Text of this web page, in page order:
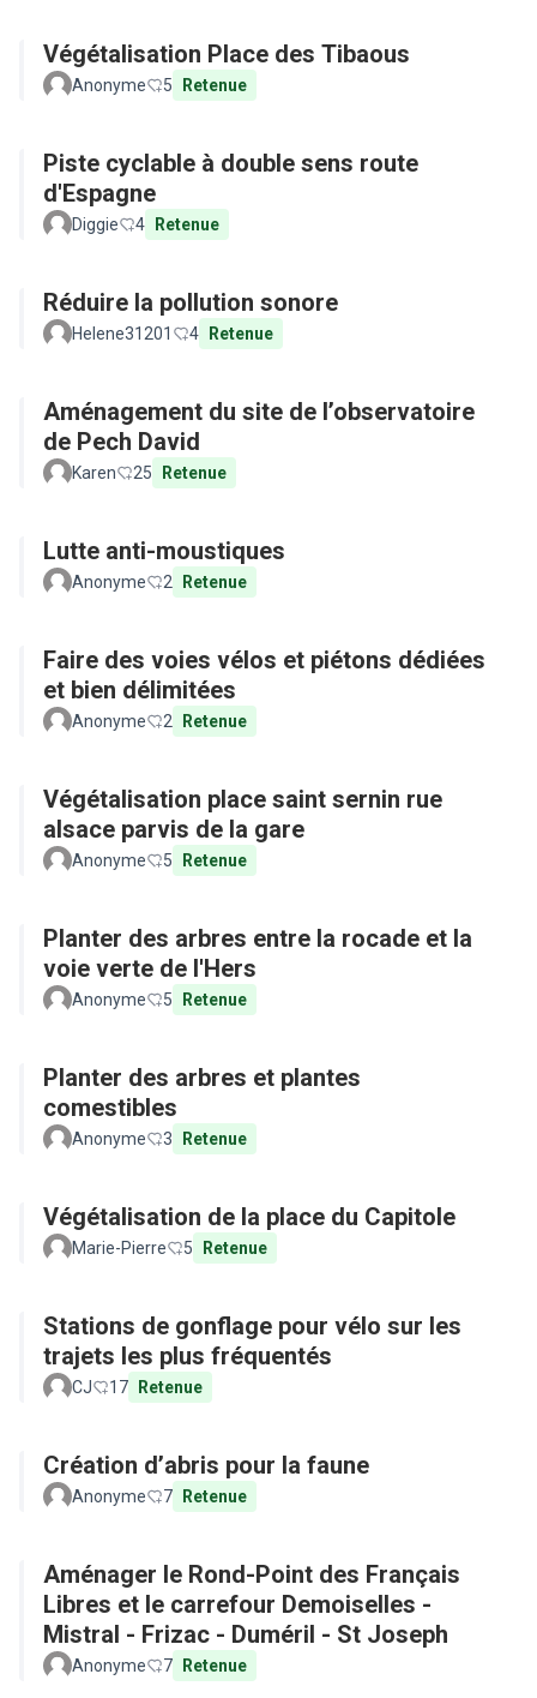
Végétalisation Place des Tibaous
Anonyme 5 Retenue
Piste cyclable à double sens route
d'Espagne
Diggie 4 Retenue
Réduire la pollution sonore
Helene31201 4 Retenue
Aménagement du site de l’observatoire
de Pech David
Karen 25 Retenue
Lutte anti-moustiques
Anonyme 2 Retenue
Faire des voies vélos et piétons dédiées
et bien délimitées
Anonyme 2 Retenue
Végétalisation place saint sernin rue
alsace parvis de la gare
Anonyme 5 Retenue
Planter des arbres entre la rocade et la
voie verte de l'Hers
Anonyme 5 Retenue
Planter des arbres et plantes
comestibles
Anonyme 3 Retenue
Végétalisation de la place du Capitole
Marie-Pierre 5 Retenue
Stations de gonflage pour vélo sur les
trajets les plus fréquentés
CJ 17 Retenue
Création d’abris pour la faune
Anonyme 7 Retenue
Aménager le Rond-Point des Français
Libres et le carrefour Demoiselles -
Mistral - Frizac - Duméril - St Joseph
Anonyme 7 Retenue